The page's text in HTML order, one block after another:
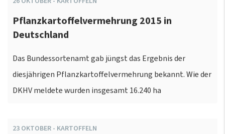
Pflanzkartoffelvermehrung 2015 in
Deutschland
Das Bundessortenamt gab jüngst das Ergebnis der
diesjährigen Pflanzkartoffelvermehrung bekannt. Wie der
DKHV meldete wurden insgesamt 16.240 ha
23 OKTOBER - KARTOFFELN